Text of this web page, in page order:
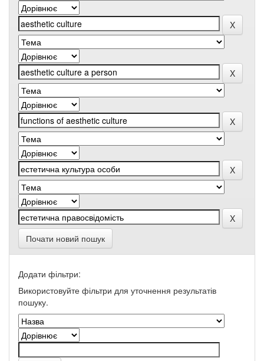
Почати новий пошук
Додати фільтри:
Використовуйте фільтри для уточнення результатів
пошуку.